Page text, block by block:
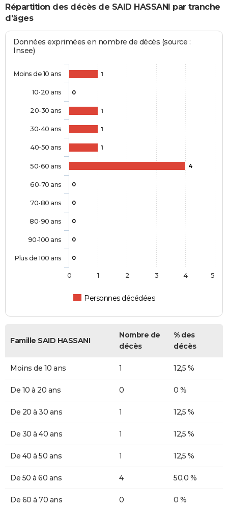
Répartition des décès de SAID HASSANI par tranche
d'âges
Données exprimées en nombre de décès (source :
Insee)
1
0
1
1
1
4
0
0
0
0
0
Personnes décédées
Moins de 10 ans
10-20 ans
20-30 ans
30-40 ans
40-50 ans
50-60 ans
60-70 ans
70-80 ans
80-90 ans
90-100 ans
Plus de 100 ans
0 1 2 3 4 5
Famille SAID HASSANI
Nombre de
décès
% des
décès
Moins de 10 ans 1 12,5 %
De 10 à 20 ans 0 0 %
De 20 à 30 ans 1 12,5 %
De 30 à 40 ans 1 12,5 %
De 40 à 50 ans 1 12,5 %
De 50 à 60 ans 4 50,0 %
De 60 à 70 ans 0 0 %